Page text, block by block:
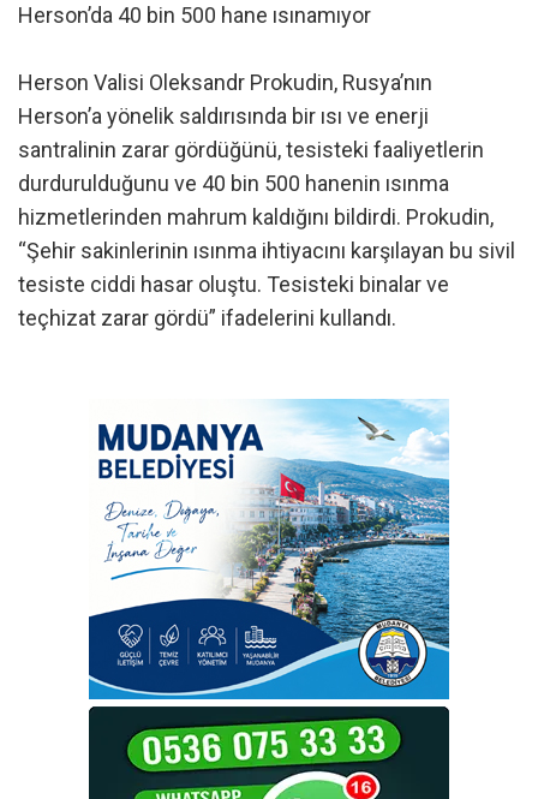
Herson’da 40 bin 500 hane ısınamıyor
Herson Valisi Oleksandr Prokudin, Rusya’nın
Herson’a yönelik saldırısında bir ısı ve enerji
santralinin zarar gördüğünü, tesisteki faaliyetlerin
durdurulduğunu ve 40 bin 500 hanenin ısınma
hizmetlerinden mahrum kaldığını bildirdi. Prokudin,
“Şehir sakinlerinin ısınma ihtiyacını karşılayan bu sivil
tesiste ciddi hasar oluştu. Tesisteki binalar ve
teçhizat zarar gördü” ifadelerini kullandı.